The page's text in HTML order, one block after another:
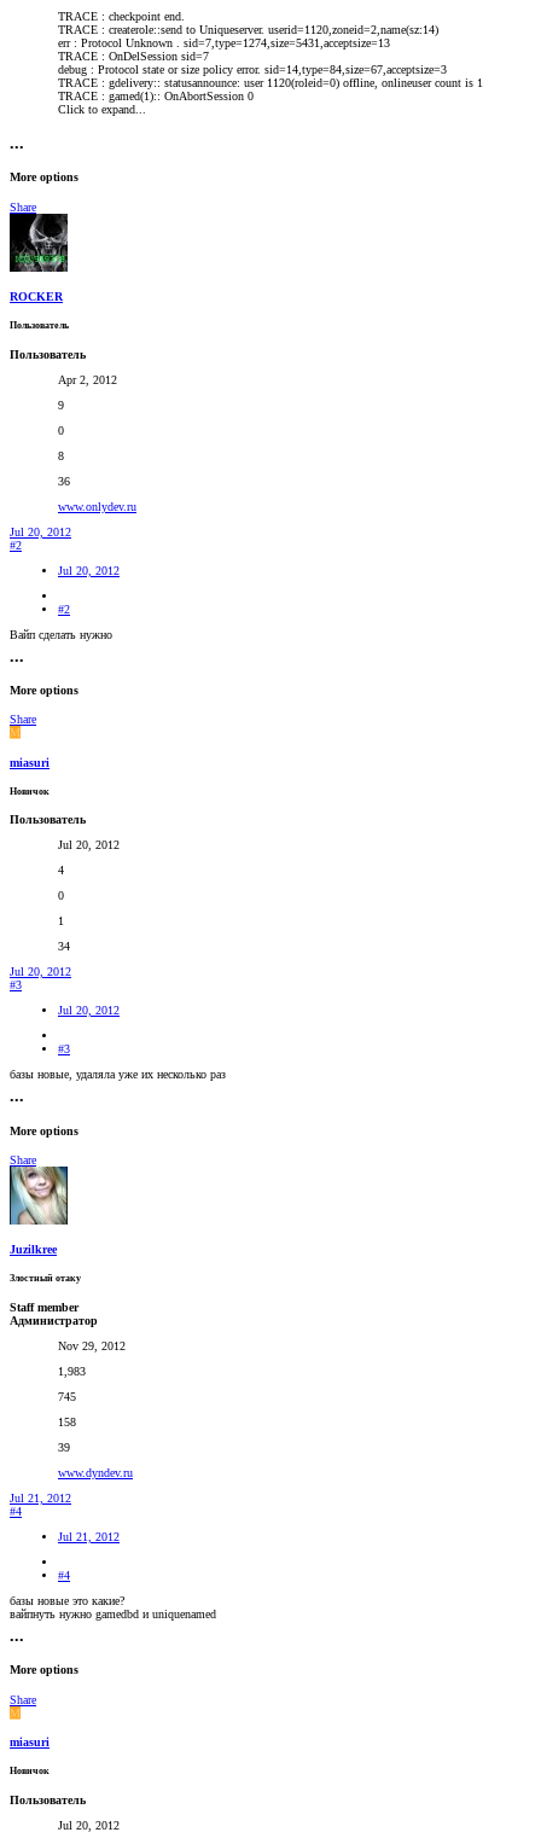
TRACE : checkpoint end.
TRACE : createrole::send to Uniqueserver. userid=1120,zoneid=2,name(sz:14)
err : Protocol Unknown . sid=7,type=1274,size=5431,acceptsize=13
TRACE : OnDelSession sid=7
debug : Protocol state or size policy error. sid=14,type=84,size=67,acceptsize=3
TRACE : gdelivery:: statusannounce: user 1120(roleid=0) offline, onlineuser count is 1
TRACE : gamed(1):: OnAbortSession 0
Click to expand...
•••
More options
Share
ROCKER
Пользователь
Пользователь
Apr 2, 2012
9
0
8
36
www.onlydev.ru
Jul 20, 2012
#2
Jul 20, 2012
#2
Вайп сделать нужно
•••
More options
Share
M
miasuri
Новичок
Пользователь
Jul 20, 2012
4
0
1
34
Jul 20, 2012
#3
Jul 20, 2012
#3
базы новые, удаляла уже их несколько раз
•••
More options
Share
Juzilkree
Злостный отаку
Staff member
Администратор
Nov 29, 2012
1,983
745
158
39
www.dyndev.ru
Jul 21, 2012
#4
Jul 21, 2012
#4
базы новые это какие?
вайпнуть нужно gamedbd и uniquenamed
•••
More options
Share
M
miasuri
Новичок
Пользователь
Jul 20, 2012